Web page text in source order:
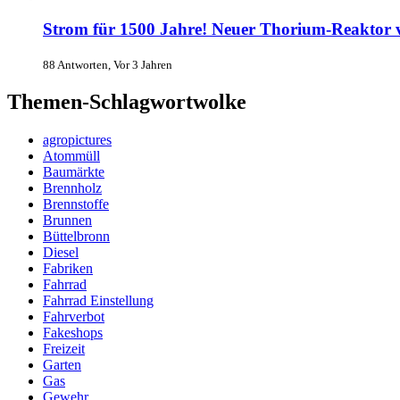
Strom für 1500 Jahre! Neuer Thorium-Reaktor
88 Antworten, Vor 3 Jahren
Themen-Schlagwortwolke
agropictures
Atommüll
Baumärkte
Brennholz
Brennstoffe
Brunnen
Büttelbronn
Diesel
Fabriken
Fahrrad
Fahrrad Einstellung
Fahrverbot
Fakeshops
Freizeit
Garten
Gas
Gewehr